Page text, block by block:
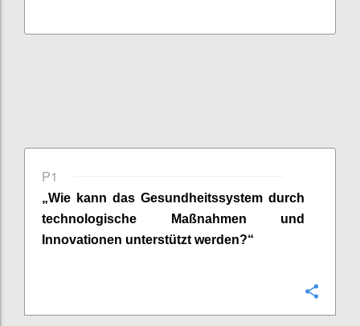
P1
„Wie kann das Gesundheitssystem durch
technologische Maßnahmen und
Innovationen unterstützt werden?“